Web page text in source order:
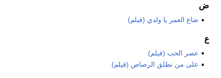
ض
ضاع العمر يا ولدي (فيلم)
ع
عصر الحب (فيلم)
على من نطلق الرصاص (فيلم)